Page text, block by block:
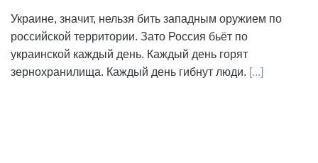
Украине, значит, нельзя бить западным оружием по
российской территории. Зато Россия бьёт по
украинской каждый день. Каждый день горят
зернохранилища. Каждый день гибнут люди. [...]